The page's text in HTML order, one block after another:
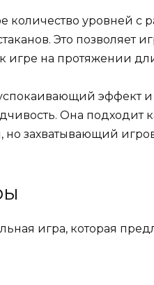
количество уровней
Это позволяет
игре на протяжении
эффект и
Она подходит
но захватывающий
игра, которая